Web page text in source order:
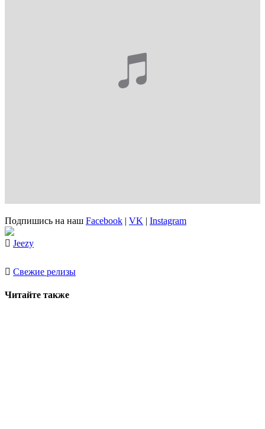
Подпишись на наш Facebook | VK | Instagram
Jeezy
Свежие релизы
Читайте также